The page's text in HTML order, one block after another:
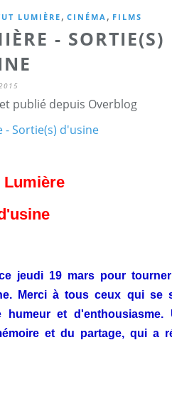
LUMIÈRE , CINÉMA , FILMS
- SORTIE(S)
publié depuis Overblog
Lumière
jeudi 19 mars pour
Merci à tous ceux qui se
et d'enthousiasme.
et du partage, qui a